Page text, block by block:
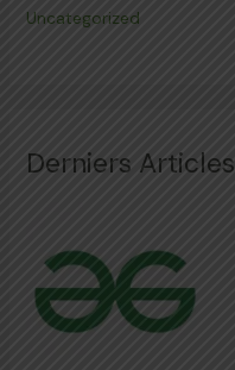
Uncategorized
Derniers Articles